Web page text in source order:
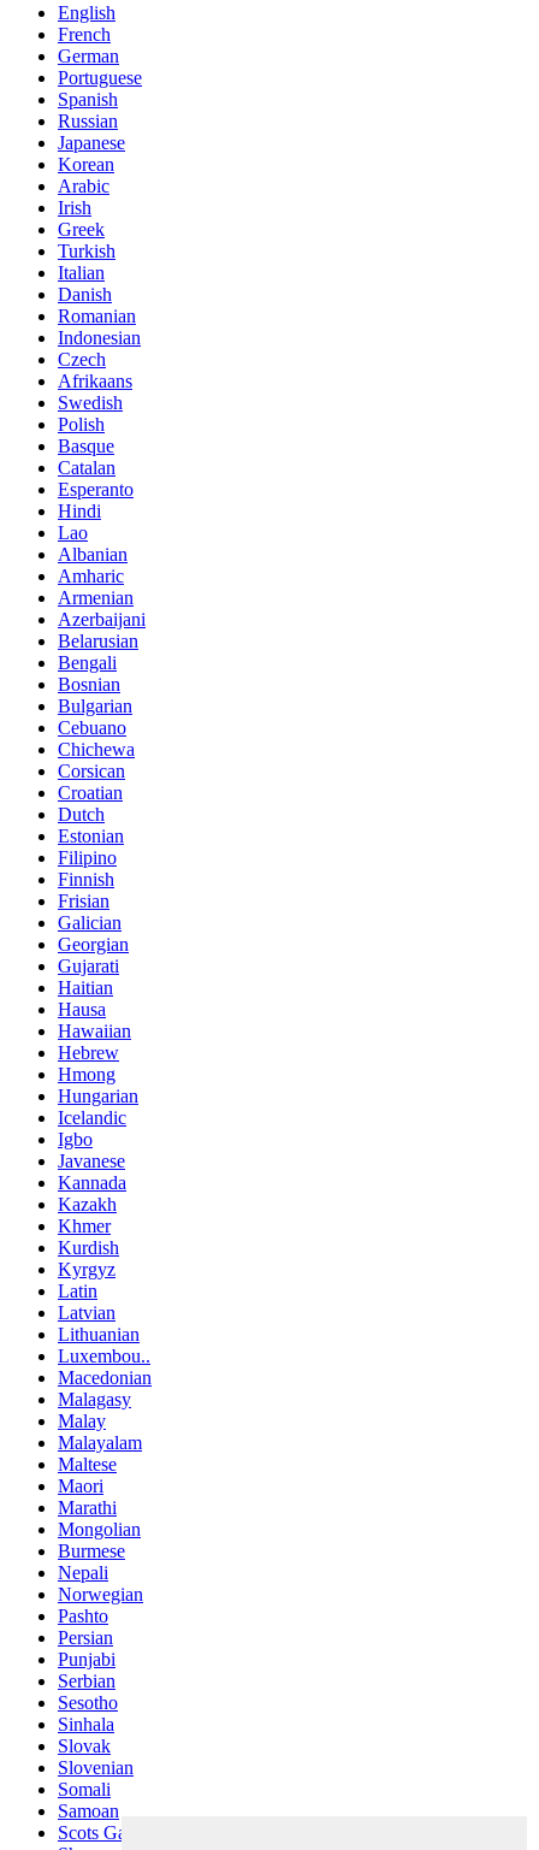
English
French
German
Portuguese
Spanish
Russian
Japanese
Korean
Arabic
Irish
Greek
Turkish
Italian
Danish
Romanian
Indonesian
Czech
Afrikaans
Swedish
Polish
Basque
Catalan
Esperanto
Hindi
Lao
Albanian
Amharic
Armenian
Azerbaijani
Belarusian
Bengali
Bosnian
Bulgarian
Cebuano
Chichewa
Corsican
Croatian
Dutch
Estonian
Filipino
Finnish
Frisian
Galician
Georgian
Gujarati
Haitian
Hausa
Hawaiian
Hebrew
Hmong
Hungarian
Icelandic
Igbo
Javanese
Kannada
Kazakh
Khmer
Kurdish
Kyrgyz
Latin
Latvian
Lithuanian
Luxembou..
Macedonian
Malagasy
Malay
Malayalam
Maltese
Maori
Marathi
Mongolian
Burmese
Nepali
Norwegian
Pashto
Persian
Punjabi
Serbian
Sesotho
Sinhala
Slovak
Slovenian
Somali
Samoan
Scots Gaelic